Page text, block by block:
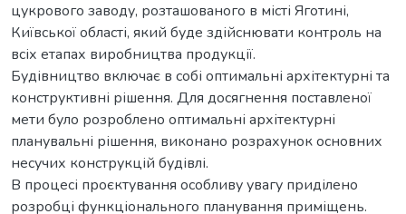
цукрового заводу, розташованого в місті Яготині,
Київської області, який буде здійснювати контроль на
всіх етапах виробництва продукції.
Будівництво включає в собі оптимальні архітектурні та
конструктивні рішення. Для досягнення поставленої
мети було розроблено оптимальні архітектурні
планувальні рішення, виконано розрахунок основних
несучих конструкцій будівлі.
В процесі проєктування особливу увагу приділено
розробці функціонального планування приміщень.